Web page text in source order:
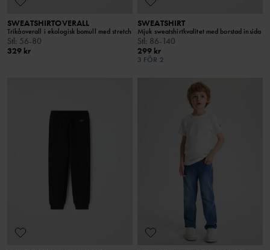
SWEATSHIRTOVERALL
Trikåoverall i ekologisk bomull med stretch
Stl: 56-80
329 kr
SWEATSHIRT
Mjuk sweatshirtkvalitet med borstad insida
Stl: 86-140
299 kr
3 FÖR 2